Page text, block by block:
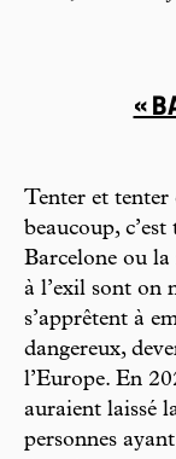
«
Tenter et tenter
beaucoup,
Barcelone ou
à l’exil sont on
s’apprêtent à
dangereux,
l’Europe. En
auraient laissé
personnes